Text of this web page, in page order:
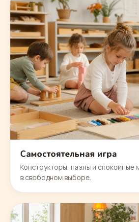
Самостоятельная игра
Конструкторы, пазлы и спокойные
в свободном выборе.